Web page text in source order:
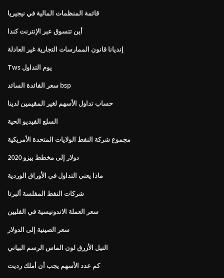
قائمة المنظمات المالية في نيجيريا
أين تتسوق عبر الإنترنت كندا
إنديانا قانون الممارسات التجارية غير العادلة
Tws يوم التداول
سعر الفائدة السائد bsp
حساب تداول الأسهم لغير المقيمين لدينا
السلع الفيديو الحية
مجموع شركة النفط الولايات المتحدة الأمريكية
دولار إلى مخطط بيزو 2020
ماذا يعني التداول في الأوراق الوردية
شركات النفط المفلسة ألبرتا
سعر العملة الاندونيسية في الفلبين
سعر الصينية إلى الدولار
النيل الأزرق لون الماس الرسم البياني
كم عدد الأسهم يجب أن أملك رديت